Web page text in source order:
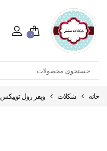
۰
خانه شکلات ویفر رول توییکس ۲۲ گرمی